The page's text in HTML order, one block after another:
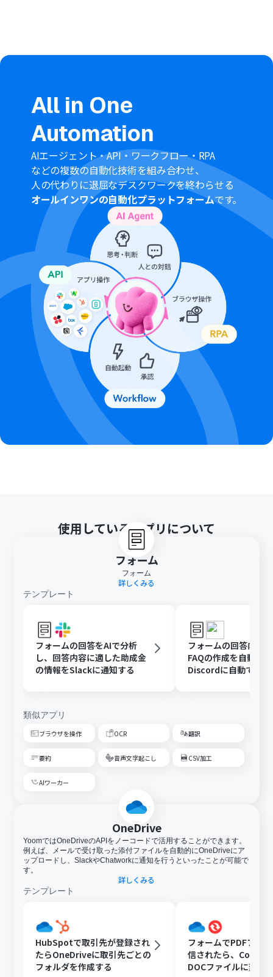
イトルや質問内容を任意で編集することが可能です
ォルダは運用に合わせて自由に設定してください
OneDriveとYoomを連携してください。
Microsoft365（旧Office365）には、家庭向けプランと一
般法人向けプラン（Microsoft365 Business）があり、一
般法人向けプランに加入していない場合には認証に失敗
する可能性があります。
ブラウザを操作するオペレーションはサクセスプランで
のみご利用いただける機能となっております。フリープラ
ン・ミニプラン・チームプランの場合は設定しているフロ
ーボットのオペレーションはエラーとなりますので、ご注
意ください。
サクセスプランなどの有料プランは、2週間の無料トライ
アルを行うことが可能です。無料トライアル中には制限対
象のアプリやブラウザを操作するオペレーションを使用
することができます。
ブラウザを操作するオペレーションの設定方法は以下を
ご参照ください。
https://intercom.help/yoom/ja/articles/9099691
All in One
Automation
AIエージェント・API・ワークフロー・RPA
などの複数の自動化技術を組み合わせ、
人の代わりに退屈なデスクワークを終わらせる
オールインワンの自動化プラットフォームです。
使用しているアプリについて
フォーム
フォーム
詳しくみる
テンプレート
フォームの回答をAIで分析
し、回答内容に適した助成金
の情報をSlackに通知する
フォームの回答内容
FAQの作成を自動化
Discordに自動で通
類似アプリ
ブラウザを操作 OCR 翻訳
要約 音声文字起こし CSV加工
AIワーカー
OneDrive
YoomではOneDriveのAPIをノーコードで活用することができます。
例えば、メールで受け取った添付ファイルを自動的にOneDriveにア
ップロードし、SlackやChatworkに通知を行うといったことが可能で
す。
詳しくみる
テンプレート
HubSpotで取引先が登録され
たらOneDriveに取引先ごとの
フォルダを作成する
フォームでPDFファ
信されたら、
DOCファイルに変換